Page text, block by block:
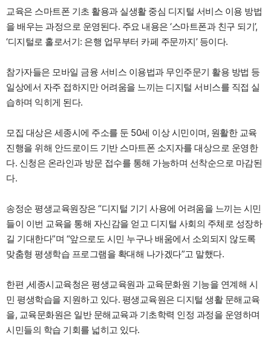
교육은 스마트폰 기초 활용과 실생활 중심 디지털 서비스 이용 방법
을 배우는 과정으로 운영된다. 주요 내용은 ‘스마트폰과 친구 되기’,
‘디지털로 홀로서기: 은행 업무부터 카페 주문까지’ 등이다.
참가자들은 모바일 금융 서비스 이용법과 무인주문기 활용 방법 등
일상에서 자주 접하지만 어려움을 느끼는 디지털 서비스를 직접 실
습하며 익히게 된다.
모집 대상은 세종시에 주소를 둔 50세 이상 시민이며, 원활한 교육
진행을 위해 안드로이드 기반 스마트폰 소지자를 대상으로 운영한
다. 신청은 온라인과 방문 접수를 통해 가능하며 선착순으로 마감된
다.
송정순 평생교육원장은 “디지털 기기 사용에 어려움을 느끼는 시민
들이 이번 교육을 통해 자신감을 얻고 디지털 사회의 주체로 성장하
길 기대한다”며 “앞으로도 시민 누구나 배움에서 소외되지 않도록
맞춤형 평생학습 프로그램을 확대해 나가겠다”고 말했다.
한편 ,세종시교육청은 평생교육원과 교육문화원 기능을 연계해 시
민 평생학습을 지원하고 있다. 평생교육원은 디지털 생활 문해교육
을, 교육문화원은 일반 문해교육과 기초학력 인정 과정을 운영하며
시민들의 학습 기회를 넓히고 있다.